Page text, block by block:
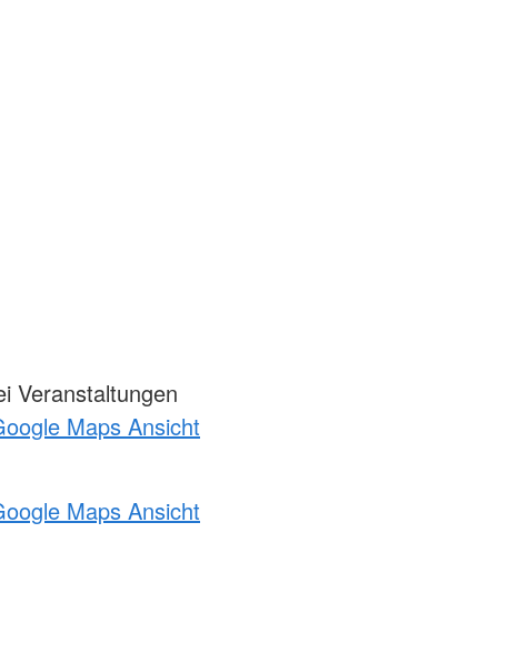
Veranstaltungen
Maps Ansicht
Maps Ansicht